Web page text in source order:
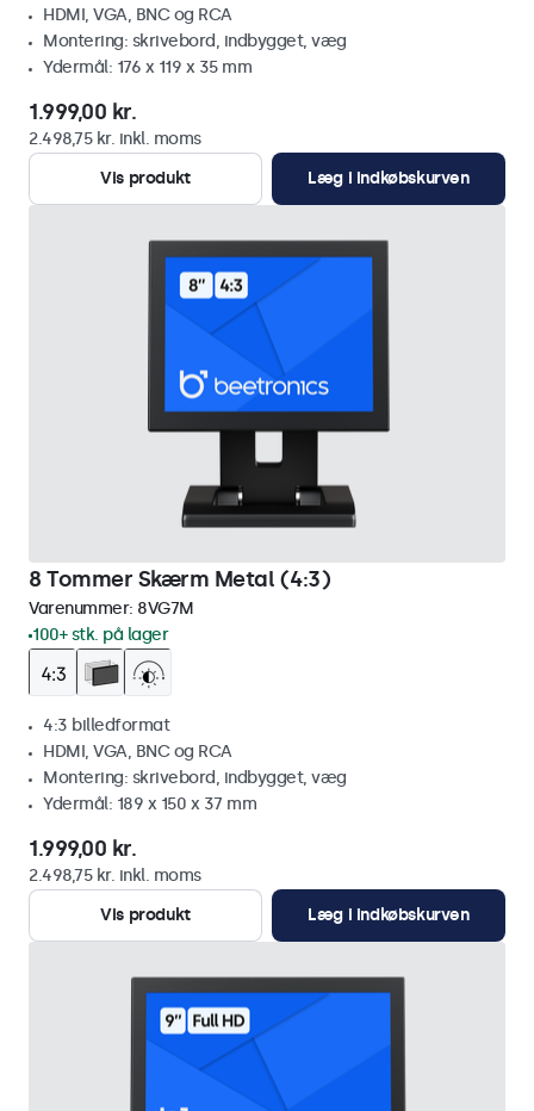
HDMI, VGA, BNC og RCA
Montering: skrivebord, indbygget, væg
Ydermål: 176 x 119 x 35 mm
1.999,00 kr.
2.498,75 kr. inkl. moms
Vis produkt
Læg i indkøbskurven
8 Tommer Skærm Metal (4:3)
Varenummer: 8VG7M
100+ stk. på lager
4:3 billedformat
HDMI, VGA, BNC og RCA
Montering: skrivebord, indbygget, væg
Ydermål: 189 x 150 x 37 mm
1.999,00 kr.
2.498,75 kr. inkl. moms
Vis produkt
Læg i indkøbskurven